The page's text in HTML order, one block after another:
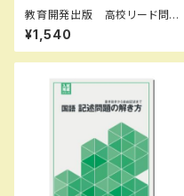
教育開発出版 高校リード問題
集 英語構文 A ，英語構文 B
2026年度版 各科目（選択くだ
さい） 新品完全セット ISBN
¥1,540